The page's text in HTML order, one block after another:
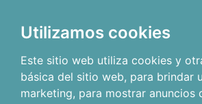
Utilizamos cookies
Este sitio web utiliza cookies y
básica del sitio web, para brindar
marketing, para mostrar anuncios